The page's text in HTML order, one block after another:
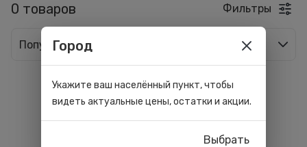
0 товаров Фильтры
Популярные
Город
Укажите ваш населённый пункт, чтобы
видеть актуальные цены, остатки и акции.
Выбрать